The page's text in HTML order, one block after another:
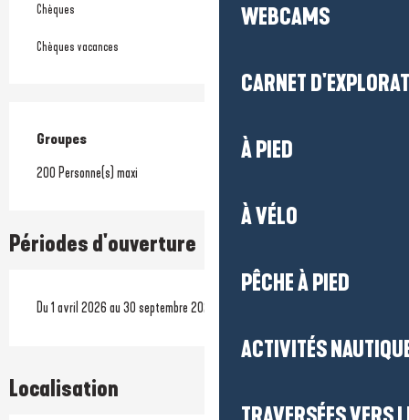
WEBCAMS
CARNET
À PIED
À VÉLO
PÊCHE À PIED
ACTIVITÉS
Chèques
Chèques vacances
Groupes
Groupes
200 Personne(s) maxi
Périodes d'ouverture
Du 1 avril 2026 au 30 septembre 2026
Localisation